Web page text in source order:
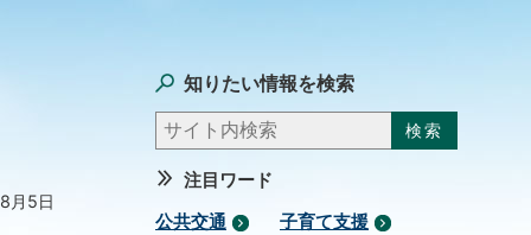
月5日
知りたい情報を検索
注目ワード
公共交通
子育て支援